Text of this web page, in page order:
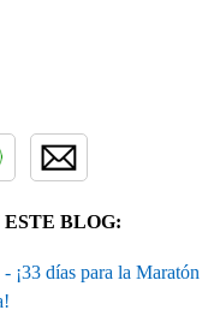
BLOG:
¡33 días para la Maratón